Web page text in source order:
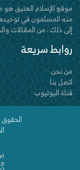
موقع الإسلام العتيق
منه المسلمون في
إلى ذلك ، من المقالات
روابط سريعة
من نحن
اتصل بنا
قناة اليوتيوب